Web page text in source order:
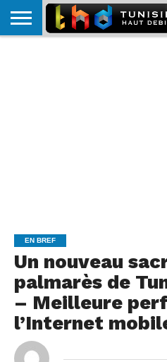
EN BREF
Un nouveau
palmarès de
– Meilleure
l’Internet